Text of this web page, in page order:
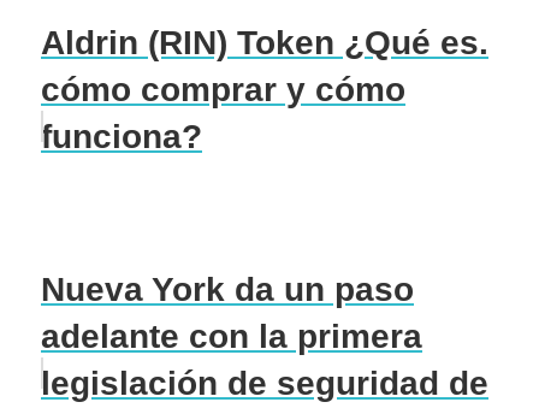
Aldrin (RIN) Token ¿Qué es.
cómo comprar y cómo
funciona?
Nueva York da un paso
adelante con la primera
legislación de seguridad de